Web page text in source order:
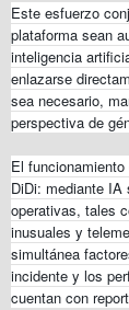
Este esfuerzo
plataforma sean
inteligencia
enlazarse
sea necesario,
perspectiva de
El
DiDi: mediante IA
operativas, tales
inusuales y
simultánea
incidente y los
cuentan con